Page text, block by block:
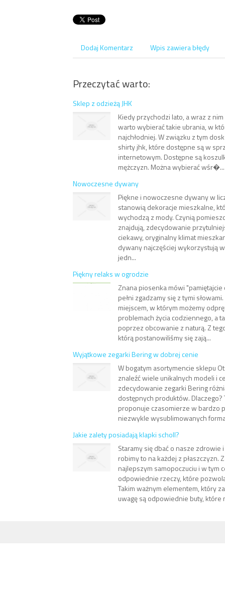
Dodaj Komentarz Wpis zawiera błędy
Przeczytać warto:
Sklep z odzieżą JHK
Kiedy przychodzi lato, a wraz z
warto wybierać takie ubrania, w
najchłodniej. W związku z tym
shirty jhk, które dostępne są w
internetowym. Dostępne są
mężczyzn. Można wybierać wśr�...
Nowoczesne dywany
Piękne i nowoczesne dywany w
stanowią dekoracje mieszkalne,
wychodzą z mody. Czynią
znajdują, zdecydowanie
ciekawy, oryginalny klimat
dywany najczęściej wykorzystują
jedn...
Piękny relaks w ogrodzie
Znana piosenka mówi
pełni zgadzamy się z tymi
miejscem, w którym możemy
problemach życia codziennego, a
poprzez obcowanie z naturą. Z
którą postanowiliśmy się zają...
Wyjątkowe zegarki Bering w dobrej cenie
W bogatym asortymencie sklepu
znaleźć wiele unikalnych modeli i
zdecydowanie zegarki Bering
dostępnych produktów. Dlaczego?
proponuje czasomierze w bardzo
niezwykle wysublimowanych
Jakie zalety posiadają klapki scholl?
Staramy się dbać o nasze zdrowie
robimy to na każdej z płaszczyzn.
najlepszym samopoczuciu i w tym
odpowiednie rzeczy, które
Takim ważnym elementem, który
uwagę są odpowiednie buty, które